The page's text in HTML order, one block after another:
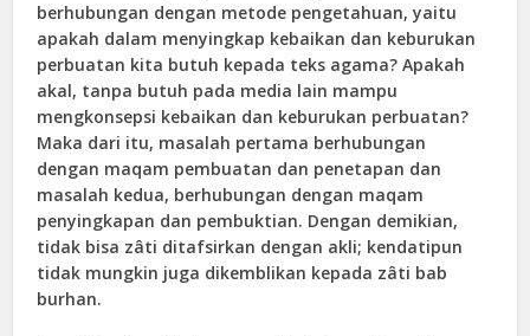
berhubungan dengan metode pengetahuan, yaitu
apakah dalam menyingkap kebaikan dan keburukan
perbuatan kita butuh kepada teks agama? Apakah
akal, tanpa butuh pada media lain mampu
mengkonsepsi kebaikan dan keburukan perbuatan?
Maka dari itu, masalah pertama berhubungan
dengan maqam pembuatan dan penetapan dan
masalah kedua, berhubungan dengan maqam
penyingkapan dan pembuktian. Dengan demikian,
tidak bisa zâti ditafsirkan dengan akli; kendatipun
tidak mungkin juga dikemblikan kepada zâti bab
burhan.